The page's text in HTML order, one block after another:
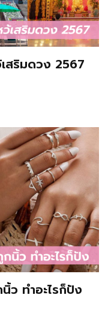
สริมดวง 2567
ว ทำอะไรก็ปัง